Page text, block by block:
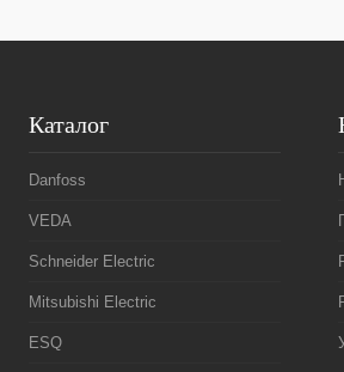
Каталог
Danfoss
VEDA
Schneider Electric
Mitsubishi Electric
ESQ